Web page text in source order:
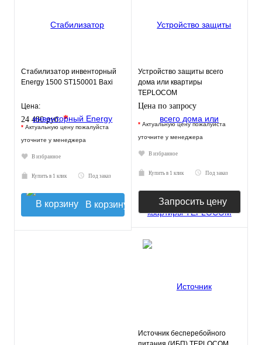
Стабилизатор инвенторный
Energy 1500 ST150001 Baxi
Цена:
24 480 руб.*
* Актуальную цену пожалуйста
уточните у менеджера
В избранное
Купить в 1 клик Под заказ
В корзину
Устройство защиты всего
дома или квартиры
TEPLOCOM
АЛЬБАТРОС-12345
Цена по запросу
* Актуальную цену пожалуйста
уточните у менеджера
В избранное
Купить в 1 клик Под заказ
Запросить цену
Источник бесперебойного